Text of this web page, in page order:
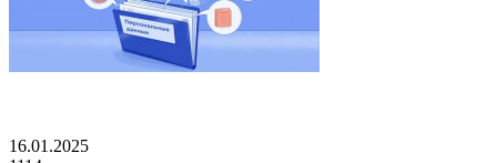
16.01.2025